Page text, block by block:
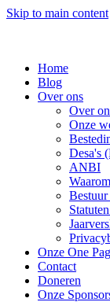
Skip to main content
Home
Blog
Over ons
Over
Onze
Desa's
ANBI
Onze One
Contact
Doneren
Onze